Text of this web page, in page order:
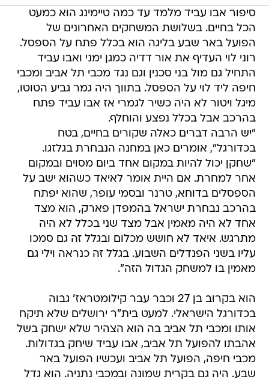
סיפור אבו עביד מלמד עד כמה טיימינג הוא כמעט
הכל בחיים. בשלושת המשחקים האחרונים של
הפועל באר שבע בליגה הוא בכלל פתח על הספסל.
רוני לוי העדיף את אור דדיה כמגן ימני ואבו עביד
התחיל גם מול בני סכנין וגם נגד מכבי תל אביב ומכבי
חיפה ליד לוי על הספסל. בתווך היה גמר גביע הטוטו,
מיגל ויטור לא היה כשיר לגמרי אז אבו עביד פתח
בהרכב אבל בכלל נפצע והוחלף.
"יש הרבה דברים כאלה שקורים בחיים, בטח
בכדורגל", אומרים כאן במחנה הנבחרת בגלזגו.
"שחקן יכול להיות במקום אחד ביום מסוים ובמקום
אחר למחרת. אם היית אומר לאיאד כשהוא ישב על
הספסלים בדוחא, טרנר ובסמי עופר, שהוא יפתח
בהרכב נבחרת ישראל בהמפדן פארק, הוא מצד
אחד לא היה מאמין אבל מצד שני בכלל לא היה
מתרגש. איאד לא חושש מכלום ובגלל זה גם סמכו
עליו בשני הפנדלים השבוע. בגלל זה כנראה וילי גם
מאמין בו למשחק הגדול הזה".
הוא בקרוב בן 27 וכבר עבר קילומטראז' גבוה
בכדורגל הישראלי. למעט בית"ר ירושלים שלא תיקח
אותו ומכבי תל אביב בה הוא הצהיר שלא ישחק בשל
אהבתו להפועל תל אביב, אבו עביד שיחק בגדולות.
מכבי חיפה, הפועל תל אביב ועכשיו הפועל באר
שבע. היה גם בקרית שמונה ובמכבי נתניה. הוא גדל